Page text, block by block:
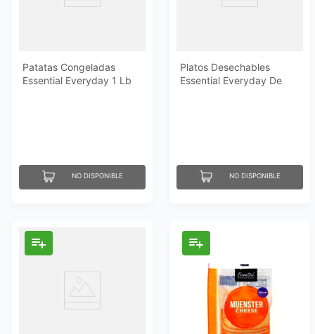
Patatas Congeladas
Essential Everyday 1 Lb
NO DISPONIBLE
Platos Desechables
Essential Everyday De
NO DISPONIBLE